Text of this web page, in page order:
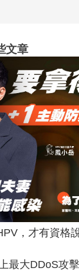
文章
，才有資格
最大DDoS攻